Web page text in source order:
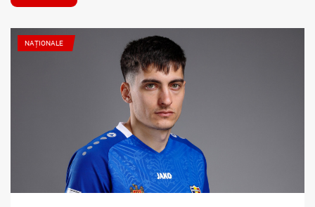
NAȚIONALE